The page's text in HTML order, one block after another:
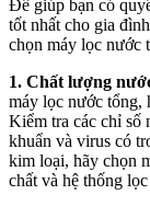
Để giúp bạn có
tốt nhất cho gia
chọn máy lọc nước
1. Chất lượng
máy lọc nước tổng,
Kiểm tra các chỉ số
khuẩn và virus có
kim loại, hãy chọn
chất và hệ thống